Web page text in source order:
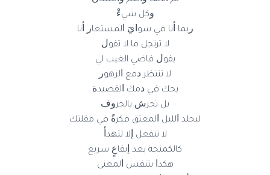
ﻭﻛﻞ ﺷﻲﺀْ
ﺭﺑﻤﺎ ﺃﻧﺎ ﻓﻲ ﺳﻮﺍﻱَ ﺍﻟﻤﺴﺘﻌﺎﺭ ﺃﻧﺎ
ﻻ‌ ترتجل ما لا ﺗﻘﻮﻝ
ﻳﻘﻮﻝ قاضي الغيب ﻟﻲ
ﻻ‌ ﺗﻨﺘﻈﺮ ﺩﻣﻊ ﺍﻟﺰﻫﻮﺭ
ﻳﺤﻚ ﻓﻲ ﺩﻣﻚ ﺍﻟﻘﺼﻴﺪﺓ
ﺑﻞ ﺗﺤﺮﺵ ﺑﺎﻟﺤﺮﻭﻑ
ﻟﻴﺠﻠﺪ ﺍﻟﻠﻴﻞ ﺍﻟﻤﻌﺘﻖ ﻓﻜﺮﺓً ﻓﻲ ﻣﻘﻠﺘﻚ
ﻻ‌ ﺗﻨﻔﻌﻞ ﺇﻻ‌ ﻟﺘﻬﺪﺃ
ﻛﺎﻟﻜﻤﻨﺠﺔ ﺑﻌﺪ ﺇﻳﻘﺎﻉٍ ﺳﺮﻳﻊ
ﻫﻜﺬﺍ ﻳﺘﻨﻔﺲ ﺍﻟﻤﻌﻨﻰ